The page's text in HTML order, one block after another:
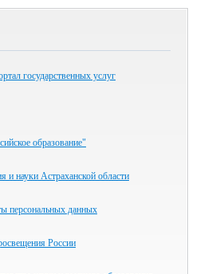
государственных услуг
образование"
и науки Астраханской области
персональных данных
России